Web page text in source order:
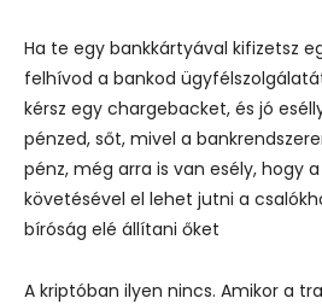
Ha te egy bankkártyával kifizetsz
felhívod a bankod
kérsz egy chargebacket, és jó
pénzed, sőt, mivel a
pénz, még arra is van esély, hogy
követésével el lehet jutni a
bíróság elé állítani őket
A kriptóban ilyen nincs. Amikor a